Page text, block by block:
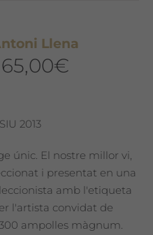
Llena
65,00€
2013
únic. El nostre millor vi,
i presentat en una
amb l'etiqueta
l'artista convidat de
ampolles màgnum.